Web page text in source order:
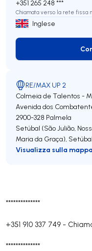
**************
+351 910 337 749 -
**************
+351 265 248 ***
Chiamata verso la rete fissa
Inglese
RE/MAX UP 2
Colmeia de Talentos -
Avenida dos
2900-328 Palmela
Setúbal (São Julião,
Maria da Graça), Setúbal
Visualizza sulla mappa